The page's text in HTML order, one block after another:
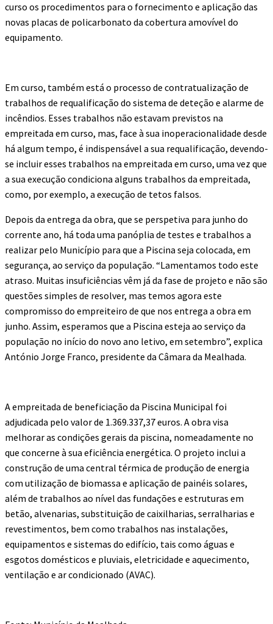
curso os procedimentos para o fornecimento e aplicação das
novas placas de policarbonato da cobertura amovível do
equipamento.
Em curso, também está o processo de contratualização de
trabalhos de requalificação do sistema de deteção e alarme de
incêndios. Esses trabalhos não estavam previstos na
empreitada em curso, mas, face à sua inoperacionalidade desde
há algum tempo, é indispensável a sua requalificação, devendo-
se incluir esses trabalhos na empreitada em curso, uma vez que
a sua execução condiciona alguns trabalhos da empreitada,
como, por exemplo, a execução de tetos falsos.
Depois da entrega da obra, que se perspetiva para junho do
corrente ano, há toda uma panóplia de testes e trabalhos a
realizar pelo Município para que a Piscina seja colocada, em
segurança, ao serviço da população. “Lamentamos todo este
atraso. Muitas insuficiências vêm já da fase de projeto e não são
questões simples de resolver, mas temos agora este
compromisso do empreiteiro de que nos entrega a obra em
junho. Assim, esperamos que a Piscina esteja ao serviço da
população no início do novo ano letivo, em setembro”, explica
António Jorge Franco, presidente da Câmara da Mealhada.
A empreitada de beneficiação da Piscina Municipal foi
adjudicada pelo valor de 1.369.337,37 euros. A obra visa
melhorar as condições gerais da piscina, nomeadamente no
que concerne à sua eficiência energética. O projeto inclui a
construção de uma central térmica de produção de energia
com utilização de biomassa e aplicação de painéis solares,
além de trabalhos ao nível das fundações e estruturas em
betão, alvenarias, substituição de caixilharias, serralharias e
revestimentos, bem como trabalhos nas instalações,
equipamentos e sistemas do edifício, tais como águas e
esgotos domésticos e pluviais, eletricidade e aquecimento,
ventilação e ar condicionado (AVAC).